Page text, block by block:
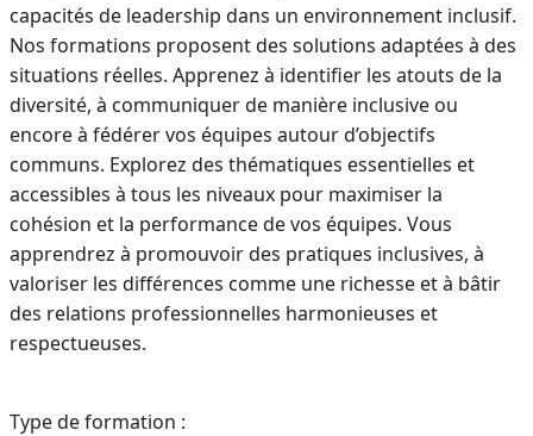
capacités de leadership dans un environnement inclusif.
Nos formations proposent des solutions adaptées à des
situations réelles. Apprenez à identifier les atouts de la
diversité, à communiquer de manière inclusive ou
encore à fédérer vos équipes autour d’objectifs
communs. Explorez des thématiques essentielles et
accessibles à tous les niveaux pour maximiser la
cohésion et la performance de vos équipes. Vous
apprendrez à promouvoir des pratiques inclusives, à
valoriser les différences comme une richesse et à bâtir
des relations professionnelles harmonieuses et
respectueuses.
Type de formation :